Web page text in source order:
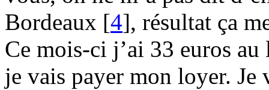
Bordeaux [4], résultat ça
Ce mois-ci j’ai 33 euros
je vais payer mon loyer. Je